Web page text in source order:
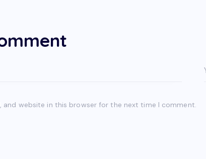
and website in this browser for the next time I comment.